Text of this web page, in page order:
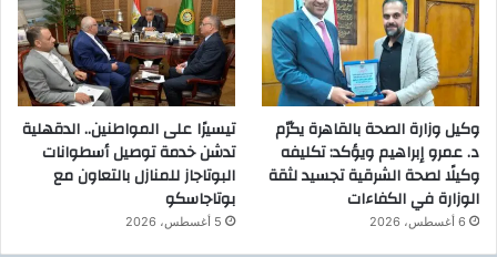
وكيل وزارة الصحة بالقاهرة يكرّم
د. عمرو إبراهيم ويؤكد: تكليفه
وكيلًا لصحة الشرقية تجسيد لثقة
الوزارة في الكفاءات
6 أغسطس، 2026
تيسيرًا على المواطنين.. الدقهلية
تدشن خدمة توصيل أسطوانات
البوتاجاز للمنازل بالتعاون مع
بوتاجاسكو
5 أغسطس، 2026